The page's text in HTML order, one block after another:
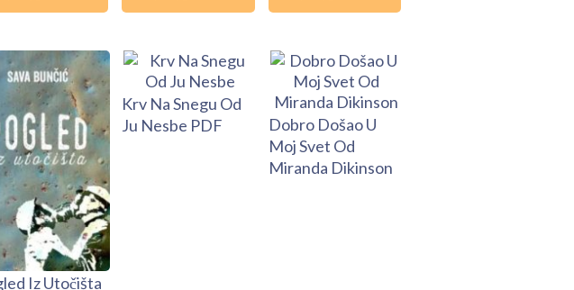
Iz Utočišta
Krv Na Snegu Od
Ju Nesbe PDF
Dobro Došao U
Moj Svet Od
Miranda Dikinson